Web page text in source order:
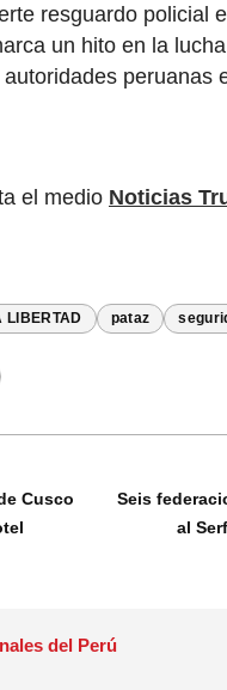
resguardo policial
un hito en la
peruanas
el medio Noticias
LIBERTAD pataz
Cusco
Seis
al
del Perú